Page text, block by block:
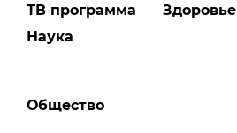
ТВ программа
Наука
Здоровье
Общество